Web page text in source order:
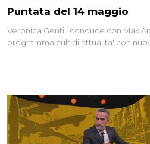
Puntata del 14 maggio
Veronica Gentili conduce con Max
programma cult di attualita' con